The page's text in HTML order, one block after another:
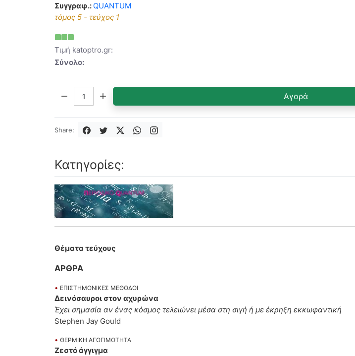
Συγγραφ.: QUANTUM
τόμος 5 - τεύχος 1
Τιμή katoptro.gr:
Σύνολο:
Ποσότητα: Αγορά
Share:
Κατηγορίες:
Θέματα τεύχους
ΑΡΘΡΑ
• ΕΠΙΣΤΗΜΟΝΙΚΕΣ ΜΕΘΟΔΟΙ
Δεινόσαυροι στον αχυρώνα
Έχει σημασία αν ένας κόσμος τελειώνει μέσα στη σιγή ή με έκρηξη εκκωφαντική
Stephen Jay Gould
• ΘΕΡΜΙΚΗ ΑΓΩΓΙΜΟΤΗΤΑ
Ζεστό άγγιγμα